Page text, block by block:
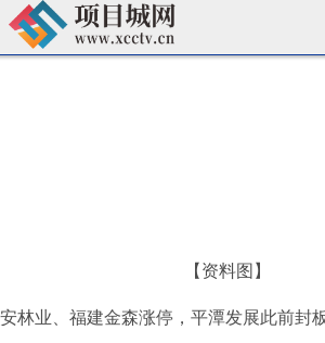
【资料图】
林业、福建金森涨停，平潭发展此前封